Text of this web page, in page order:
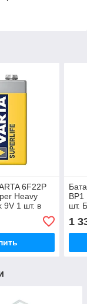
6F22P
Heavy
9V 1 шт. в
BP1
шт.
1